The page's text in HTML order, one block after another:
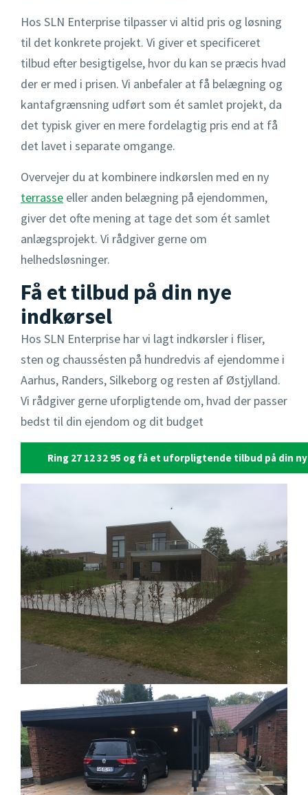
Hos SLN Enterprise tilpasser vi altid pris og løsning
til det konkrete projekt. Vi giver et specificeret
tilbud efter besigtigelse, hvor du kan se præcis hvad
der er med i prisen. Vi anbefaler at få belægning og
kantafgrænsning udført som ét samlet projekt, da
det typisk giver en mere fordelagtig pris end at få
det lavet i separate omgange.
Overvejer du at kombinere indkørslen med en ny
terrasse eller anden belægning på ejendommen,
giver det ofte mening at tage det som ét samlet
anlægsprojekt. Vi rådgiver gerne om
helhedsløsninger.
Få et tilbud på din nye
indkørsel
Hos SLN Enterprise har vi lagt indkørsler i fliser,
sten og chaussésten på hundredvis af ejendomme i
Aarhus, Randers, Silkeborg og resten af Østjylland.
Vi rådgiver gerne uforpligtende om, hvad der passer
bedst til din ejendom og dit budget
Ring 27 12 32 95 og få et uforpligtende tilbud på din